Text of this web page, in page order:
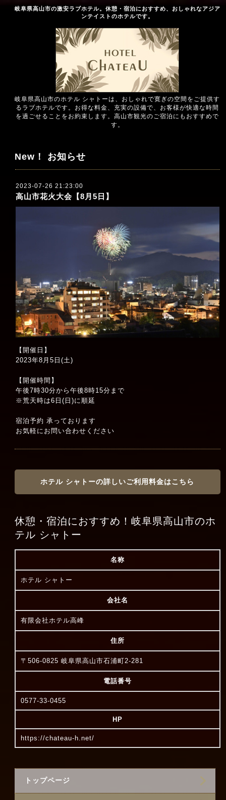
岐阜県高山市の激安ラブホテル。休憩・宿泊におすすめ、おしゃれなアジア
ンテイストのホテルです。
岐阜県高山市のホテル シャトーは、おしゃれで寛ぎの空間をご提供す
るラブホテルです。お得な料金、充実の設備で、お客様が快適な時間
を過ごせることをお約束します。高山市観光のご宿泊にもおすすめで
す。
New！ お知らせ
2023-07-26 21:23:00
高山市花火大会【8月5日】
【開催日】
2023年8月5日(土)
【開催時間】
午後7時30分から午後8時15分まで
※荒天時は6日(日)に順延
宿泊予約 承っております
お気軽にお問い合わせください
ホテル シャトーの詳しいご利用料金はこちら
休憩・宿泊におすすめ！岐阜県高山市のホ
テル シャトー
名称
ホテル シャトー
会社名
有限会社ホテル高峰
住所
〒506-0825 岐阜県高山市石浦町2-281
電話番号
0577-33-0455
HP
https://chateau-h.net/
トップページ